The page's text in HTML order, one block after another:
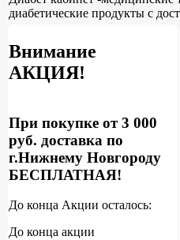
диабетические продукты с
Внимание
АКЦИЯ!
При покупке от 3 000
руб. доставка по
г.Нижнему Новгороду
БЕСПЛАТНАЯ!
До конца Акции осталось:
До конца акции